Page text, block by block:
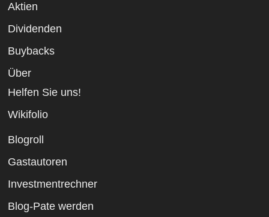
Aktien
Dividenden
Buybacks
Über
Helfen Sie uns!
Wikifolio
Blogroll
Gastautoren
Investmentrechner
Blog-Pate werden